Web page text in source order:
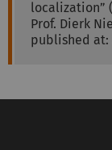
localization”
Prof. Dierk
published at: